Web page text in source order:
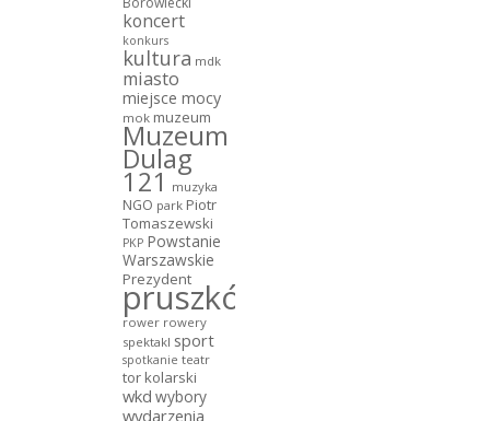
koncert
konkurs
kultura mdk
miasto
miejsce mocy
mok muzeum
Muzeum
Dulag
121 muzyka
NGO park Piotr
Tomaszewski
PKP Powstanie
Warszawskie
Prezydent
pruszków
rower rowery
spektakl sport
spotkanie teatr
tor kolarski
wkd wybory
wydarzenia